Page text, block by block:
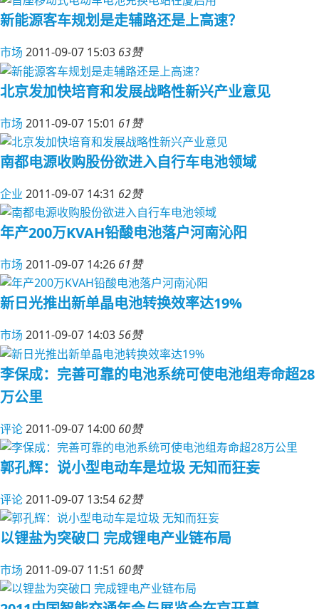
新能源客车规划是走辅路还是上高速？
市场 2011-09-07 15:03 63赞
北京发加快培育和发展战略性新兴产业意见
市场 2011-09-07 15:01 61赞
南都电源收购股份欲进入自行车电池领域
企业 2011-09-07 14:31 62赞
年产200万KVAH铅酸电池落户河南沁阳
市场 2011-09-07 14:26 61赞
新日光推出新单晶电池转换效率达19%
市场 2011-09-07 14:0356赞
李保成：完善可靠的电池系统可使电池组寿命超28
万公里
评论2011-09-07 14:00 60赞
郭孔辉：说小型电动车是垃圾 无知而狂妄
评论2011-09-07 13:54 62赞
以锂盐为突破口 完成锂电产业链布局
市场 2011-09-07 11:51 60赞